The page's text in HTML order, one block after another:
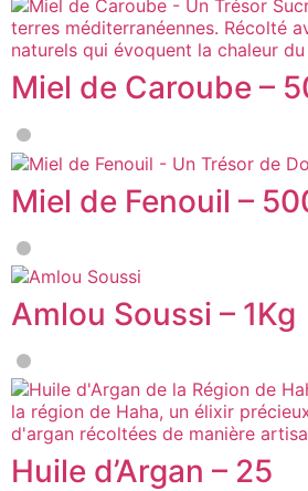
Miel de Caroube –
Miel de Fenouil –
Amlou Soussi – 1Kg
Huile d’Argan – 25